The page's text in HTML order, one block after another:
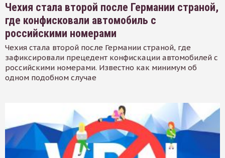
Чехия стала второй после Германии страной,
где конфисковали автомобиль с
российскими номерами
Чехия стала второй после Германии страной, где
зафиксировали прецедент конфискации автомобилей с
российскими номерами. Известно как минимум об
одном подобном случае